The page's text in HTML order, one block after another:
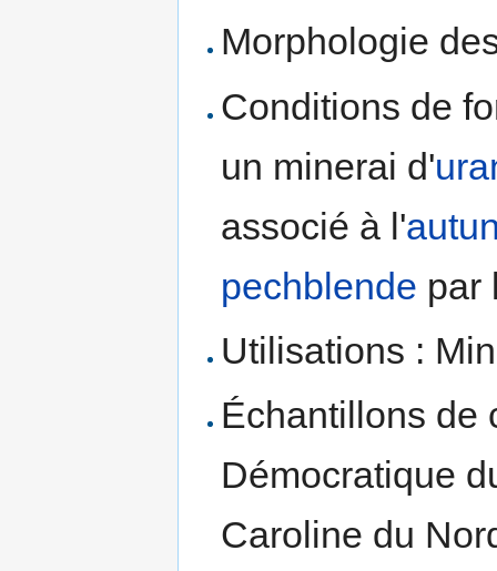
Morphologie
Conditions de
un minerai d'
associé à l'
pechblende par
Utilisations :
Échantillons de
Démocratique
Caroline du